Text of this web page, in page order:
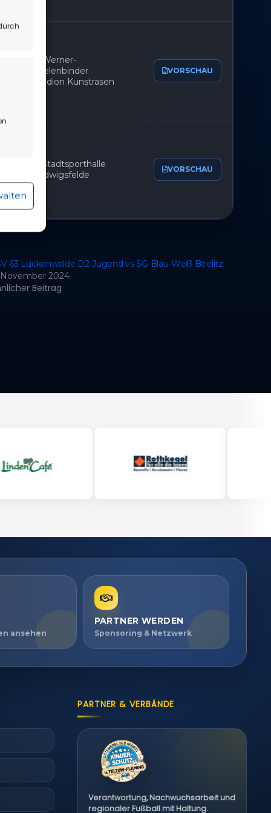
aktiv
Werner-
Seelenbinder
Stadion Kunstrasen
VORSCHAU
Stadtsporthalle
Ludwigsfelde
VORSCHAU
63 Luckenwalde D2-Jugend vs SG Blau-Weiß Beelitz
2024
Beitrag
ansehen
PARTNER WERDEN
Sponsoring & Netzwerk
PARTNER & VERBÄNDE
Verantwortung, Nachwuchsarbeit und
regionaler Fußball mit Haltung.